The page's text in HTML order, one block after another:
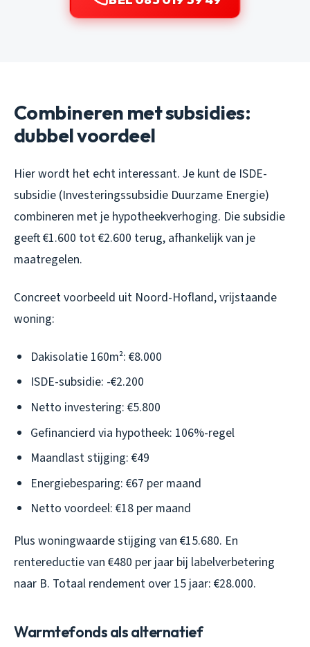
Combineren met subsidies:
dubbel voordeel
Hier wordt het echt interessant. Je kunt de ISDE-
subsidie (Investeringssubsidie Duurzame Energie)
combineren met je hypotheekverhoging. Die subsidie
geeft €1.600 tot €2.600 terug, afhankelijk van je
maatregelen.
Concreet voorbeeld uit Noord-Hofland, vrijstaande
woning:
Dakisolatie 160m²: €8.000
ISDE-subsidie: -€2.200
Netto investering: €5.800
Gefinancierd via hypotheek: 106%-regel
Maandlast stijging: €49
Energiebesparing: €67 per maand
Netto voordeel: €18 per maand
Plus woningwaarde stijging van €15.680. En
rentereductie van €480 per jaar bij labelverbetering
naar B. Totaal rendement over 15 jaar: €28.000.
Warmtefonds als alternatief